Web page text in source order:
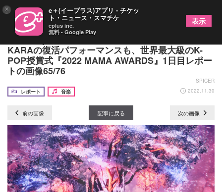
IVE、Kep1erら“第4世代”のコラボレーションや
KARAの復活パフォーマンスも、世界最大級のK-
POP授賞式『2022 MAMA AWARDS』1日目レポー
トの画像65/76
SPICER
レポート
音楽 2022.11.30
前の画像 記事に戻る 次の画像
× e＋(イープラス)アプリ - チケッ
ト・ニュース・スマチケ
eplus inc.
無料 - Google Play
表示